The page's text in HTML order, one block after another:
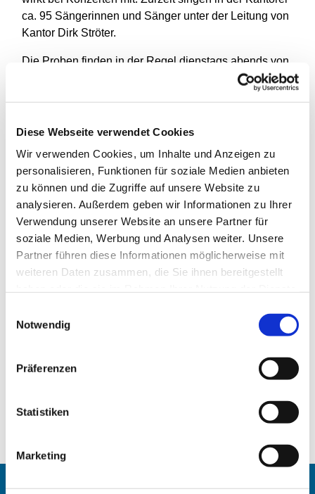
Diese Webseite verwendet Cookies
Wir verwenden Cookies, um Inhalte und Anzeigen zu
personalisieren, Funktionen für soziale Medien anbieten
zu können und die Zugriffe auf unsere Website zu
analysieren. Außerdem geben wir Informationen zu Ihrer
Verwendung unserer Website an unsere Partner für
soziale Medien, Werbung und Analysen weiter. Unsere
Partner führen diese Informationen möglicherweise mit
weiteren Daten zusammen, die Sie ihnen bereitgestellt
Notwendig
Präferenzen
Statistiken
Marketing
ca. 95 Sängerinnen und Sänger unter der Leitung von
Kantor Dirk Ströter.
Die Proben finden in der Regel dienstags abends von
19.45 bis 22.00 Uhr im Collenbach-Saal, in der 1.
können nach Verabredung ganz unverbindlich Proben
besuchen. Ein Vorsingen ist nicht erforderlich.